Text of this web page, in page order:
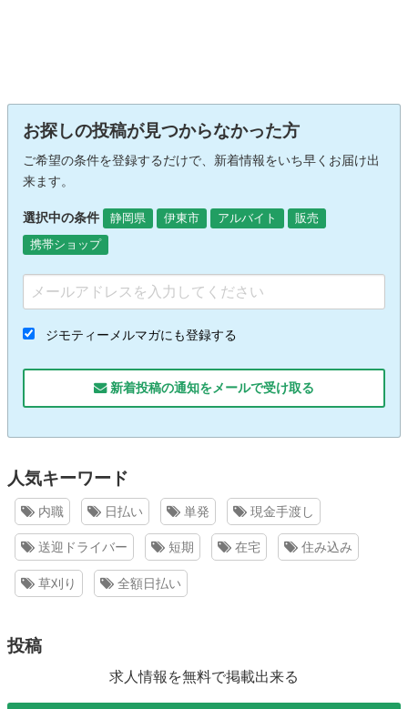
お探しの投稿が見つからなかった方
ご希望の条件を登録するだけで、新着情報をいち早くお届け出
来ます。
選択中の条件 静岡県 伊東市 アルバイト
販売
携帯ショップ
ジモティーメルマガにも登録する
新着投稿の通知をメールで受け取る
人気キーワード
内職 日払い 単発 現金手渡し
送迎ドライバー 短期 在宅 住み込み
草刈り 全額日払い
投稿
求人情報を無料で掲載出来る